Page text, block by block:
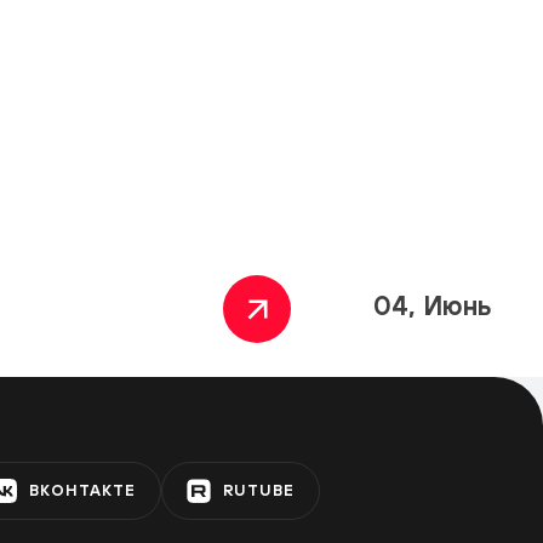
04, Июнь
ВКОНТАКТЕ RUTUBE